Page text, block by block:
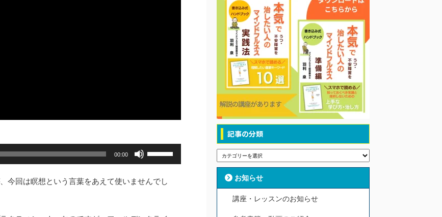
00:00
ボ
リ
ュ
今回は瞑想という言葉をあえて使いませんでし
記事の分類
お知らせ
講座・レッスンのお知らせ